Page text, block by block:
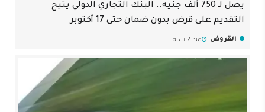
يصل لـ 750 ألف جنيه.. البنك التجاري الدولي يتيح
التقديم على قرض بدون ضمان حتى 17 أكتوبر
القروض منذ 2 سنة